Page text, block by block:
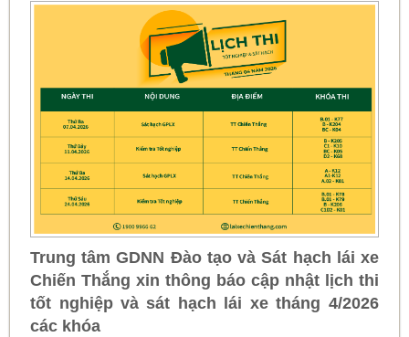
Trung tâm GDNN Đào tạo và Sát hạch lái xe
Chiến Thắng xin thông báo cập nhật lịch thi
tốt nghiệp và sát hạch lái xe tháng 4/2026
các khóa